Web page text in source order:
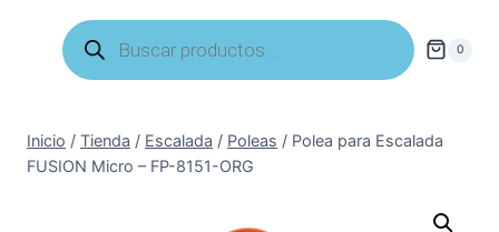
Búsqueda
de
productos
0
Inicio / Tienda / Escalada / Poleas / Polea para Escalada
FUSION Micro – FP-8151-ORG